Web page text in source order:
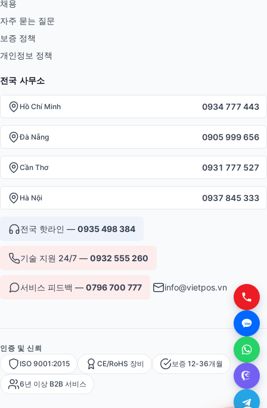
채용
자주 묻는 질문
보증 정책
개인정보 정책
전국 사무소
Hồ Chí Minh 0934 777 443
Đà Nẵng 0905 999 656
Cần Thơ 0931 777 527
Hà Nội 0937 845 333
전국 핫라인 — 0935 498 384
기술 지원 24/7 — 0932 555 260
서비스 피드백 — 0796 700 777 info@vietpos.vn
인증 및 신뢰
ISO 9001:2015
CE/RoHS 장비 보증 12-36개월
6년 이상 B2B 서비스